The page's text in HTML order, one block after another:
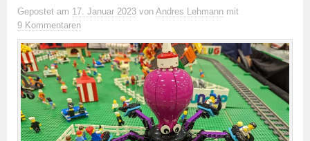
Gepostet am 17. Januar 2023 von Andres Lehmann mit
9 Kommentaren